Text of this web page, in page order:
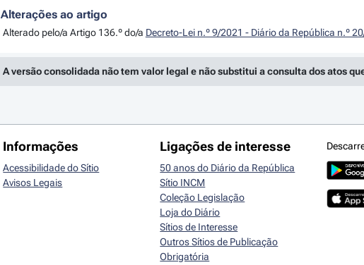
Alterações ao artigo
Alterado pelo/a Artigo 136.º do/a Decreto-Lei n.º 9/2021 - Diário da República n.º
A versão consolidada não tem valor legal e não substitui a consulta dos atos
Informações
Acessibilidade do Sítio
Avisos Legais
Ligações de interesse
50 anos do Diário da República
Sítio INCM
Coleção Legislação
Loja do Diário
Sítios de Interesse
Outros Sítios de Publicação
Obrigatória